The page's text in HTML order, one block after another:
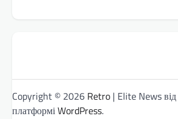
Copyright © 2026 Retro | Elite News від
платформіWordPress.